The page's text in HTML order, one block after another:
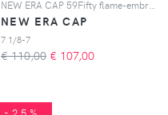
NEW ERA CAP
7 1/8-7
€ 110,00 € 107,00
-25%